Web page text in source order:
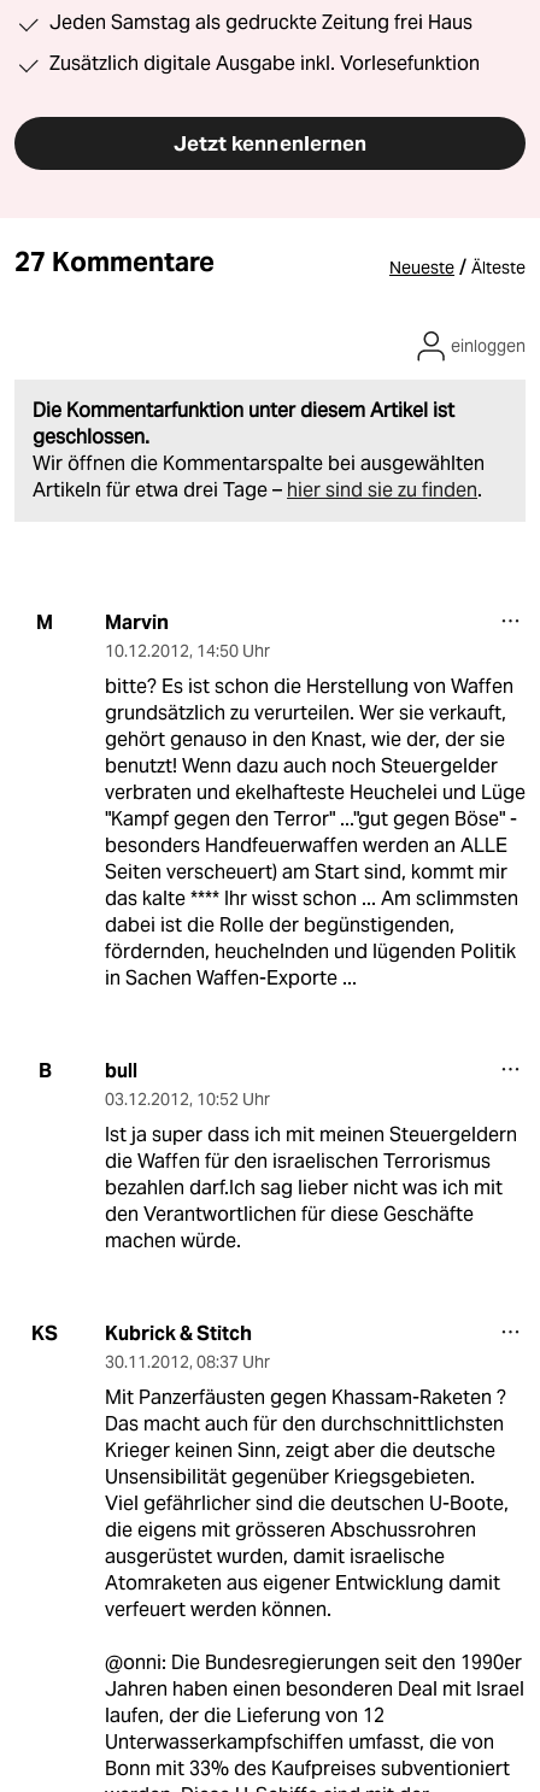
Jeden Samstag als gedruckte Zeitung frei Haus
Zusätzlich digitale Ausgabe inkl. Vorlesefunktion
Jetzt kennenlernen
27 Kommentare Neueste / Älteste
Die Kommentarfunktion unter diesem Artikel ist
geschlossen.
Wir öffnen die Kommentarspalte bei ausgewählten
Artikeln für etwa drei Tage – hier sind sie zu finden.
einloggen
M Marvin
10.12.2012, 14:50 Uhr
bitte? Es ist schon die Herstellung von Waffen
grundsätzlich zu verurteilen. Wer sie verkauft,
gehört genauso in den Knast, wie der, der sie
benutzt! Wenn dazu auch noch Steuergelder
verbraten und ekelhafteste Heuchelei und Lüge
"Kampf gegen den Terror" ..."gut gegen Böse" -
besonders Handfeuerwaffen werden an ALLE
Seiten verscheuert) am Start sind, kommt mir
das kalte **** Ihr wisst schon ... Am sclimmsten
dabei ist die Rolle der begünstigenden,
fördernden, heuchelnden und lügenden Politik
in Sachen Waffen-Exporte ...
B bull
03.12.2012, 10:52 Uhr
Ist ja super dass ich mit meinen Steuergeldern
die Waffen für den israelischen Terrorismus
bezahlen darf.Ich sag lieber nicht was ich mit
den Verantwortlichen für diese Geschäfte
machen würde.
KS Kubrick & Stitch
30.11.2012, 08:37 Uhr
Mit Panzerfäusten gegen Khassam-Raketen ?
Das macht auch für den durchschnittlichsten
Krieger keinen Sinn, zeigt aber die deutsche
Unsensibilität gegenüber Kriegsgebieten.
Viel gefährlicher sind die deutschen U-Boote,
die eigens mit grösseren Abschussrohren
ausgerüstet wurden, damit israelische
Atomraketen aus eigener Entwicklung damit
verfeuert werden können.
@onni: Die Bundesregierungen seit den 1990er
Jahren haben einen besonderen Deal mit Israel
laufen, der die Lieferung von 12
Unterwasserkampfschiffen umfasst, die von
Bonn mit 33% des Kaufpreises subventioniert